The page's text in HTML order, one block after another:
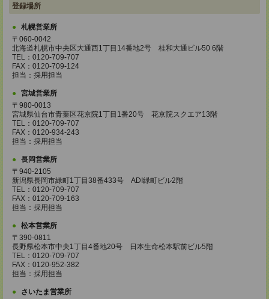
登録場所
札幌営業所
〒060-0042
北海道札幌市中央区大通西1丁目14番地2号 桂和大通ビル50 6階
TEL：0120-709-707
FAX：0120-709-124
担当：採用担当
宮城営業所
〒980-0013
宮城県仙台市青葉区花京院1丁目1番20号 花京院スクエア13階
TEL：0120-709-707
FAX：0120-934-243
担当：採用担当
長岡営業所
〒940-2105
新潟県長岡市緑町1丁目38番433号 ADI緑町ビル2階
TEL：0120-709-707
FAX：0120-709-163
担当：採用担当
松本営業所
〒390-0811
長野県松本市中央1丁目4番地20号 日本生命松本駅前ビル5階
TEL：0120-709-707
FAX：0120-952-382
担当：採用担当
さいたま営業所